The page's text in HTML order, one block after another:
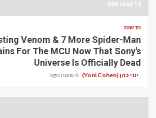
13 min read
חדשות
Venom & 7 More Spider-Man
For The MCU Now That Sony's
Universe Is Officially Dead
יוני כהן (Yoni Cohen) 6 שעות ago